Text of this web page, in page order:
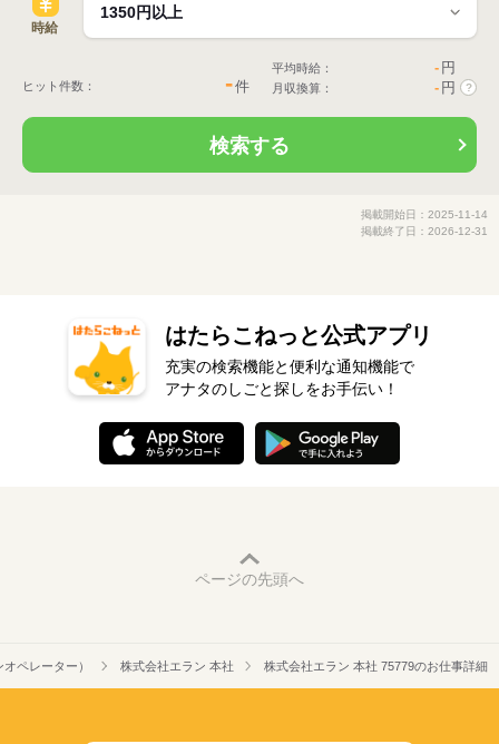
時給
ヒット件数： -件
平均時給： - 円
月収換算： - 円 ?
検索する
掲載開始日：2025-11-14
掲載終了日：2026-12-31
はたらこねっと公式アプリ
充実の検索機能と便利な通知機能で
アナタのしごと探しをお手伝い！
ページの先頭へ
ペレーター） 株式会社エラン 本社 株式会社エラン 本社 75779のお仕事詳細